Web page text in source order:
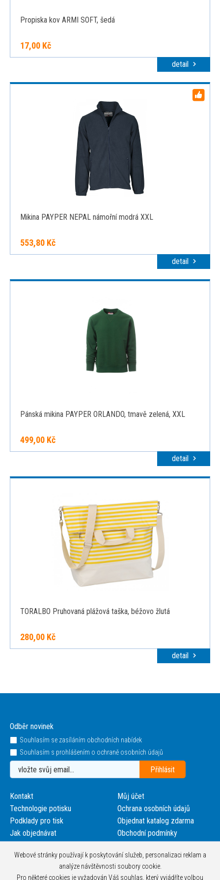
Propiska kov ARMI SOFT, šedá
17,00 Kč
detail
Mikina PAYPER NEPAL námořní modrá XXL
553,80 Kč
detail
Pánská mikina PAYPER ORLANDO, tmavě zelená, XXL
499,00 Kč
detail
TORALBO Pruhovaná plážová taška, béžovo žlutá
280,00 Kč
detail
Webové stránky používají k poskytování služeb, personalizaci reklam a
analýze návštěvnosti soubory cookie.
Pro některé cookies je vyžadován Váš souhlas, který vyjádříte volbou
Odběr novinek
Souhlasím se zasíláním obchodních nabídek
Souhlasím s prohlášením o ochraně osobních údajů
Kontakt
Technologie potisku
Podklady pro tisk
Jak objednávat
Můj účet
Ochrana osobních údajů
Objednat katalog zdarma
Obchodní podmínky